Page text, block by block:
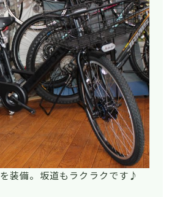
を装備。坂道もラクラクです♪